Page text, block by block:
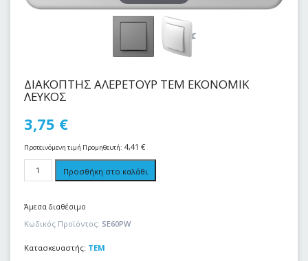
ΔΙΑΚΟΠΤΗΣ AΛΕΡΕΤΟΥΡ ΤΕΜ ΕΚΟΝΟΜΙΚ
ΛΕΥΚΟΣ
3,75 €
Προτεινόμενη τιμή Προμηθευτή: 4,41 €
Προσθήκη στο καλάθι
Άμεσα διαθέσιμο
Κωδικός Προϊόντος: SE60PW
Κατασκευαστής: TEM